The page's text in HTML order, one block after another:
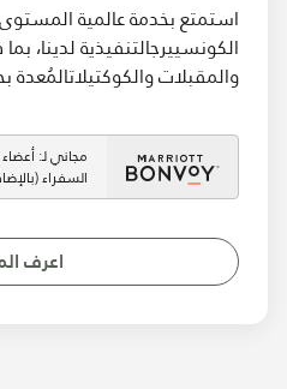
استمتع بخدمة عالمية
الكونسييرجالتنفيذية لدينا،
والمقبلات والكوكتيلاتالمُعدة
مجاني لـ: أعضاء
السفراء
اعرف